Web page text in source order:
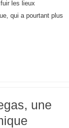
les lieux
qui a pourtant plus
une